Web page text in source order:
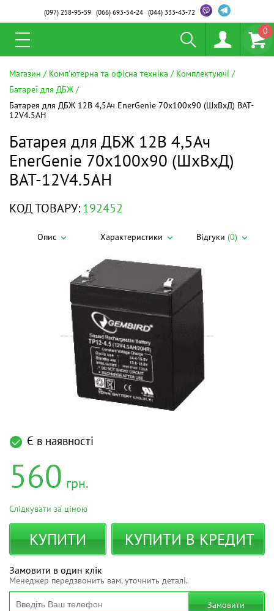
(097)258-95-59 (066)693-54-24 (044)333-43-72
0
Магазин Комп'ютерна та офісна техніка
Комплектуючі
Батареї для ДБЖ
Батарея для ДБЖ 12В 4,5Ач EnerGenie 70x100x90 (ШхВхД) BAT-
12V4.5AH
Батарея для ДБЖ 12В 4,5Ач
EnerGenie 70x100x90 (ШхВхД)
BAT-12V4.5AH
КОД ТОВАРУ:192452
Опис Характеристики Відгуки(0)
Є в наявності
560 грн.
Слідкувати за ціною
КУПИТИ КУПИТИ В КРЕДИТ
Замовити в один клік
Менеджер передзвонить вам, уточнить деталі.
Замовити